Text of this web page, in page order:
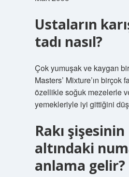
Ustaların
tadı nasıl?
Çok yumuşak ve kaygan
Masters’ Mixture’ın birçok
özellikle soğuk mezelerle
yemekleriyle iyi gittiğini
Rakı şişesinin
altındaki
anlama gelir?